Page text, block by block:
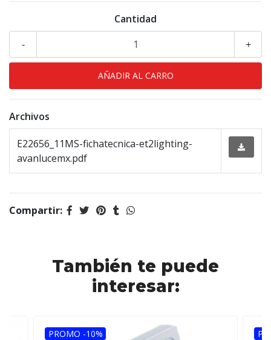
Cantidad
+
-
Archivos
E22656_11MS-fichatecnica-et2lighting-
avanlucemx.pdf
Compartir:
También te puede
interesar:
PROMO -10%